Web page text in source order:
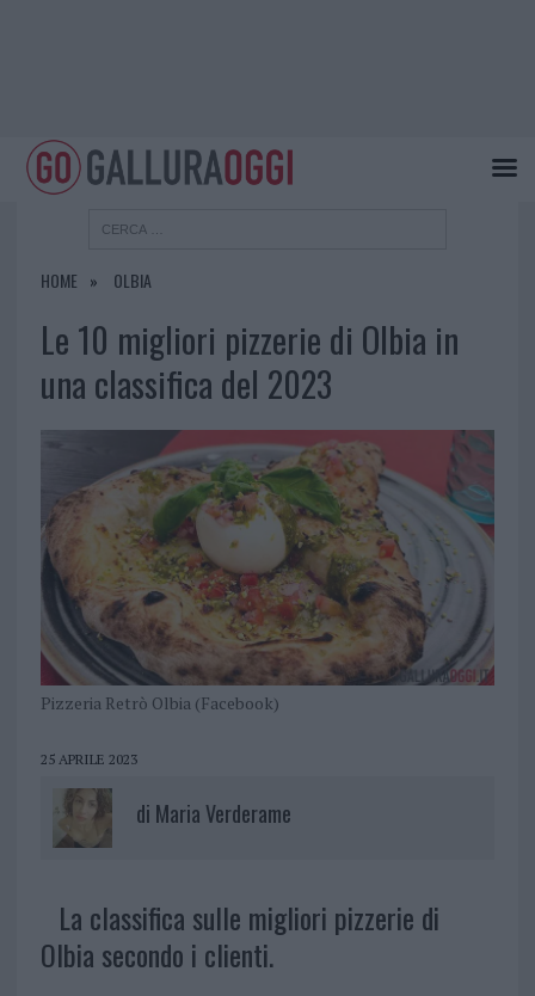
HOME OLBIA
Le 10 migliori pizzerie di Olbia in
una classifica del 2023
Pizzeria Retrò Olbia (Facebook)
25 APRILE 2023
di Maria Verderame
La classifica sulle migliori pizzerie di
Olbia secondo i clienti.